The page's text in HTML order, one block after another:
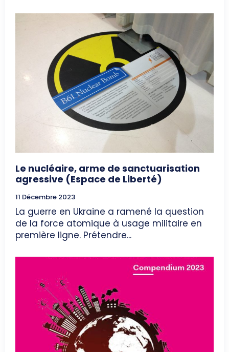
Le nucléaire, arme de sanctuarisation
agressive (Espace de Liberté)
11 Décembre 2023
La guerre en Ukraine a ramené la question
de la force atomique à usage militaire en
première ligne. Prétendre...